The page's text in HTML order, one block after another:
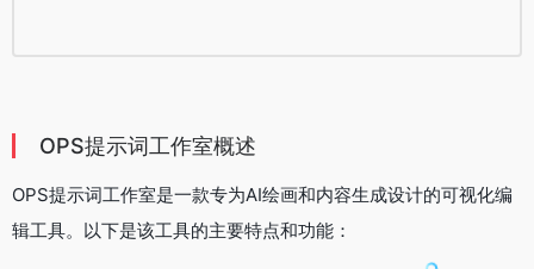
OPS提示词工作室概述
OPS提示词工作室是一款专为AI绘画和内容生成设计的可视化编
辑工具。以下是该工具的主要特点和功能：